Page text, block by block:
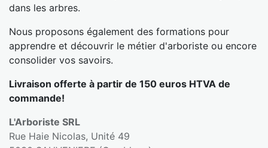
dans les arbres.
Nous proposons également des formations pour
apprendre et découvrir le métier d'arboriste ou encore
consolider vos savoirs.
Livraison offerte à partir de 150 euros HTVA de
commande!
L'Arboriste SRL
Rue Haie Nicolas, Unité 49